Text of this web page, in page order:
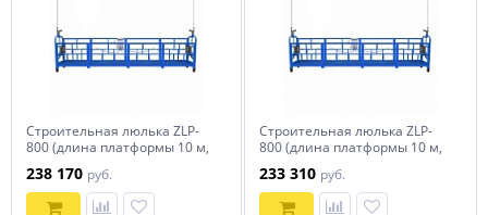
Строительная люлька ZLP-
800 (длина платформы 10 м,
238 170 руб.
Строительная люлька ZLP-
800 (длина платформы 10 м,
233 310 руб.